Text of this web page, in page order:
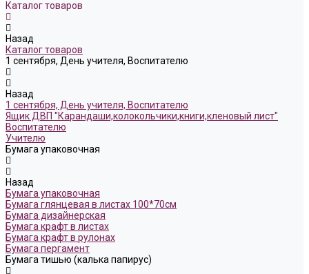
Каталог товаров
Назад
Каталог товаров
1 сентября, День учителя, Воспитателю
Назад
1 сентября, День учителя, Воспитателю
Ящик ДВП "Карандаши,колокольчики,книги,кленовый лист"
Воспитателю
Учителю
Бумага упаковочная
Назад
Бумага упаковочная
Бумага глянцевая в листах 100*70см
Бумага дизайнерская
Бумага крафт в листах
Бумага крафт в рулонах
Бумага пергамент
Бумага тишью (калька папирус)